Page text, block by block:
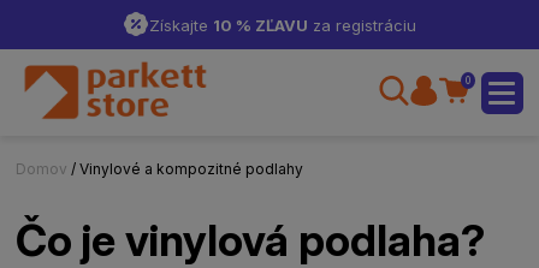
Získajte 10 % ZĽAVU za registráciu
0
Domov / Vinylové a kompozitné podlahy
Čo je vinylová podlaha?